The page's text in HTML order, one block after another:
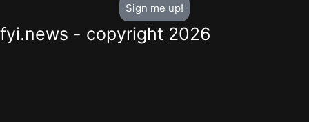
Sign me up!
fyi.news - copyright 2026